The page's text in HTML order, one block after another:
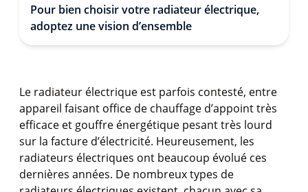
Pour bien choisir votre radiateur électrique,
adoptez une vision d’ensemble
Le radiateur électrique est parfois contesté, entre
appareil faisant office de chauffage d’appoint très
efficace et gouffre énergétique pesant très lourd
sur la facture d’électricité. Heureusement, les
radiateurs électriques ont beaucoup évolué ces
dernières années. De nombreux types de